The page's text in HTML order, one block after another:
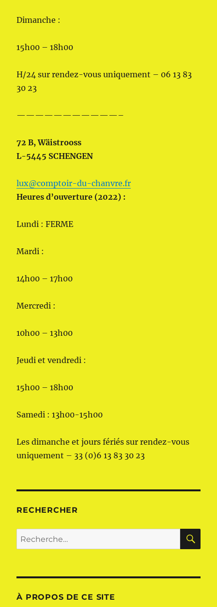
Dimanche :
15h00 – 18h00
H/24 sur rendez-vous uniquement – 06 13 83
30 23
———————————–
72 B, Wäistrooss
L-5445 SCHENGEN
lux@comptoir-du-chanvre.fr
Heures d’ouverture (2022) :
Lundi : FERME
Mardi :
14h00 – 17h00
Mercredi :
10h00 – 13h00
Jeudi et vendredi :
15h00 – 18h00
Samedi : 13h00-15h00
Les dimanche et jours fériés sur rendez-vous
uniquement – 33 (0)6 13 83 30 23
RECHERCHER
Recherche
pour :
À PROPOS DE CE SITE